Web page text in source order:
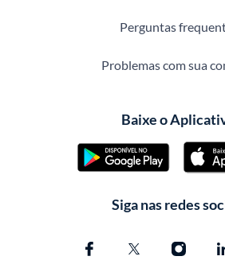
Perguntas
Problemas com sua
Baixe o
Siga nas redes